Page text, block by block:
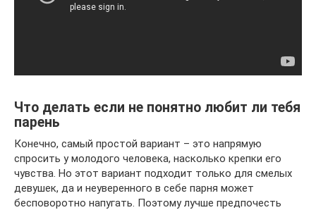
Что делать если не понятно любит ли тебя
парень
Конечно, самый простой вариант – это напрямую
спросить у молодого человека, насколько крепки его
чувства. Но этот вариант подходит только для смелых
девушек, да и неуверенного в себе парня может
бесповоротно напугать. Поэтому лучше предпочесть